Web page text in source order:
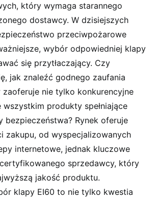
który wymaga starannego
dostawcy. W dzisiejszych
przeciwpożarowe
wybór odpowiedniej klapy
się przytłaczający. Czy
jak znaleźć godnego zaufania
nie tylko konkurencyjne
wszystkim produkty spełniające
bezpieczeństwa? Rynek oferuje
zakupu, od wyspecjalizowanych
internetowe, jednak kluczowe
sprzedawcy, który
jakość produktu.
klapy EI60 to nie tylko kwestia